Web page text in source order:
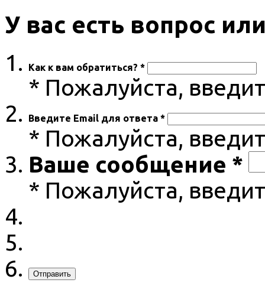
У вас есть вопрос
Как к вам обратиться? *
* Пожалуйста,
Введите Email для ответа *
* Пожалуйста,
Ваше сообщение *
* Пожалуйста,
Отправить